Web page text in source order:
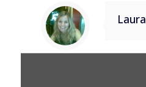
Laura